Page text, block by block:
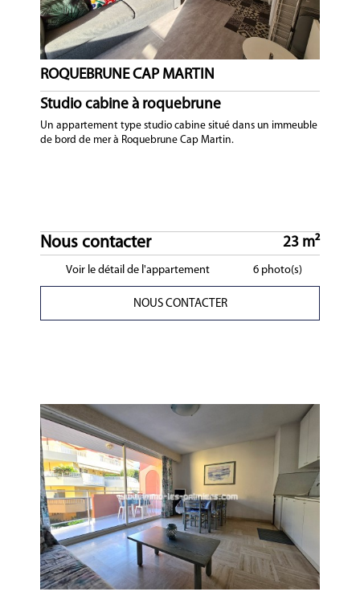
ROQUEBRUNE CAP MARTIN
Studio cabine à roquebrune
Un appartement type studio cabine situé dans un immeuble
de bord de mer à Roquebrune Cap Martin.
Nous contacter 23 m²
Voir le détail de l'appartement 6 photo(s)
NOUS CONTACTER